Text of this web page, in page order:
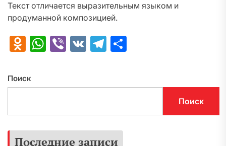
Текст отличается выразительным языком и
продуманной композицией.
Odnoklassniki
WhatsApp
Viber
VK Telegram
Поиск
Поиск
Последние записи